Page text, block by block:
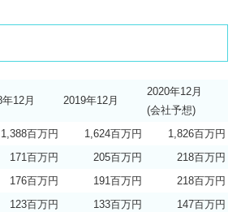
12月 2019年12月
2020年12月
(会社予想)
1,388百万円 1,624百万円
1,826百万円
171百万円 205百万円
218百万円
176百万円 191百万円
218百万円
123百万円 133百万円 147百万円